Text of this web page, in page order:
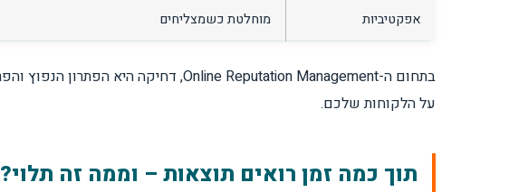
אפקטיביות מוחלטת כשמצליחים
על הלקוחות שלכם.
תוך כמה זמן רואים תוצאות – וממה זה תלוי?